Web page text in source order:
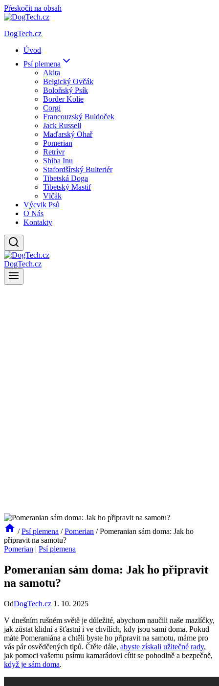
Přeskočit na obsah
DogTech.cz
Úvod
Psí plemena
Akita
Belgický Ovčák
Boloňský Psík
Border Kolie
Corgi
Francouzský Buldoček
Jack Russell
Maďarský Ohař
Pomerian
Retrívr
Shiba Inu
Stafordšírský Bulteriér
Tibetská Doga
Tibetský Mastif
Vlčák
Výcvik Psů
O Nás
Kontakty
DogTech.cz
/ Psí plemena / Pomerian / Pomeranian sám doma: Jak ho
připravit na samotu?
Pomerian | Psí plemena
Pomeranian sám doma: Jak ho připravit
na samotu?
OdDogTech.cz 1. 10. 2025
V ⁢dnešním rušném světě je důležité, abychom ‌naučili⁤ naše mazlíčky,
jak​ zůstat klidní a šťastní i ve chvílích, kdy jsou sami doma. Pokud
máte Pomeraniána a chtěli byste ⁤ho připravit ⁣na samotu, ​máme pro
vás pár‍ osvědčených‌ tipů. ​Čtěte ⁤dále, abyste získali užitečné rady,
jak‌ pomoci vašemu psímu kamarádovi cítit‌ se pohodlně a bezpečně,‍
když je sám doma.